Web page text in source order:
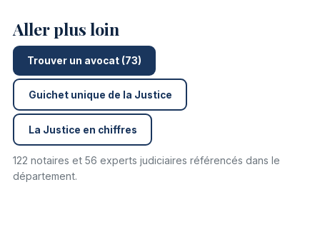
Aller plus loin
Trouver un avocat (73)
Guichet unique de la Justice
La Justice en chiffres
122 notaires et 56 experts judiciaires référencés dans le
département.